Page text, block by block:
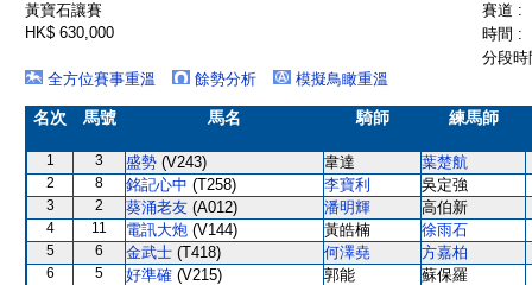
黃寶石讓賽
賽道 :
HK$ 630,000
時間 :
分段
全方位賽事重溫
餘勢分析 模擬鳥瞰重溫
名次 馬號 馬名 騎師 練馬師
1 3 盛勢 (V243) 韋達 葉楚航
2 8 銘記心中 (T258) 李寶利 吳定強
3 2 葵涌老友 (A012) 潘明輝 高伯新
4 11 電訊大炮 (V144) 黃皓楠 徐雨石
5 6 金武士 (T418) 何澤堯 方嘉柏
6 5 好準確 (V215) 郭能 蘇保羅